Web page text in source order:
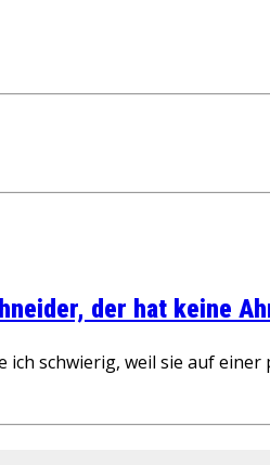
der hat keine
schwierig, weil sie auf